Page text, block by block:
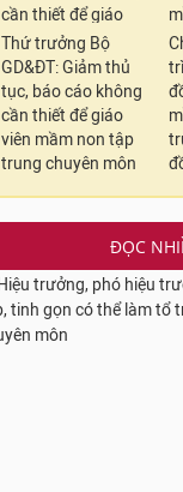
Thứ trưởng Bộ
GD&ĐT: Giảm thủ
tục, báo cáo không
cần thiết để giáo
viên mầm non tập
trung chuyên môn
ĐỌC